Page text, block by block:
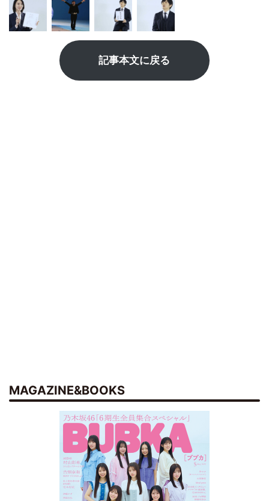
記事本文に戻る
MAGAZINE&BOOKS